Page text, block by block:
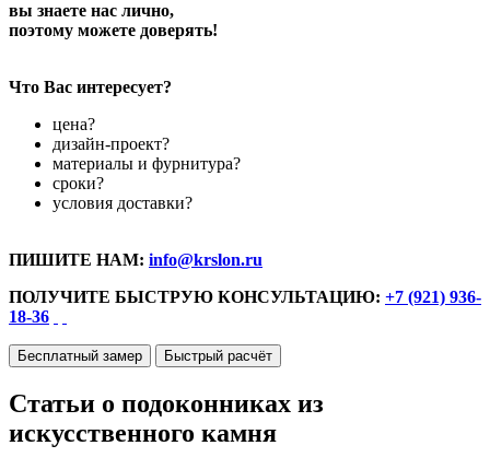
вы знаете нас лично,
поэтому можете доверять!
Что Вас интересует?
цена?
дизайн-проект?
материалы и фурнитура?
сроки?
условия доставки?
ПИШИТЕ НАМ: info@krslon.ru
ПОЛУЧИТЕ БЫСТРУЮ КОНСУЛЬТАЦИЮ: +7 (921) 936-
18-36
Бесплатный замер Быстрый расчёт
Статьи о подоконниках из
искусственного камня